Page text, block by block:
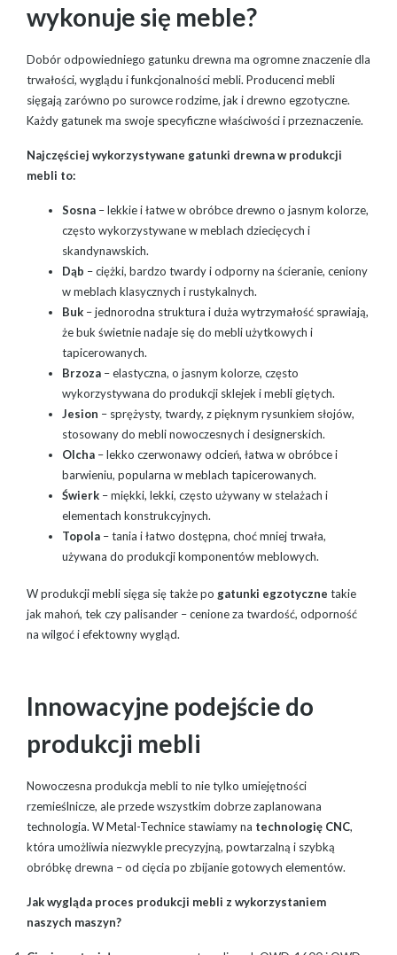
wykonuje się meble?
Dobór odpowiedniego gatunku drewna ma ogromne znaczenie dla
trwałości, wyglądu i funkcjonalności mebli. Producenci mebli
sięgają zarówno po surowce rodzime, jak i drewno egzotyczne.
Każdy gatunek ma swoje specyficzne właściwości i przeznaczenie.
Najczęściej wykorzystywane gatunki drewna w produkcji
mebli to:
Sosna – lekkie i łatwe w obróbce drewno o jasnym kolorze,
często wykorzystywane w meblach dziecięcych i
skandynawskich.
Dąb – ciężki, bardzo twardy i odporny na ścieranie, ceniony
w meblach klasycznych i rustykalnych.
Buk – jednorodna struktura i duża wytrzymałość sprawiają,
że buk świetnie nadaje się do mebli użytkowych i
tapicerowanych.
Brzoza – elastyczna, o jasnym kolorze, często
wykorzystywana do produkcji sklejek i mebli giętych.
Jesion – sprężysty, twardy, z pięknym rysunkiem słojów,
stosowany do mebli nowoczesnych i designerskich.
Olcha – lekko czerwonawy odcień, łatwa w obróbce i
barwieniu, popularna w meblach tapicerowanych.
Świerk – miękki, lekki, często używany w stelażach i
elementach konstrukcyjnych.
Topola – tania i łatwo dostępna, choć mniej trwała,
używana do produkcji komponentów meblowych.
W produkcji mebli sięga się także po gatunki egzotyczne takie
jak mahoń, tek czy palisander – cenione za twardość, odporność
na wilgoć i efektowny wygląd.
Innowacyjne podejście do
produkcji mebli
Nowoczesna produkcja mebli to nie tylko umiejętności
rzemieślnicze, ale przede wszystkim dobrze zaplanowana
technologia. W Metal-Technice stawiamy na technologię CNC,
która umożliwia niezwykle precyzyjną, powtarzalną i szybką
obróbkę drewna – od cięcia po zbijanie gotowych elementów.
Jak wygląda proces produkcji mebli z wykorzystaniem
naszych maszyn?